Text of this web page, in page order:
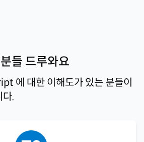
들 드루와요
에 대한 이해도가 있는 분들이
다.